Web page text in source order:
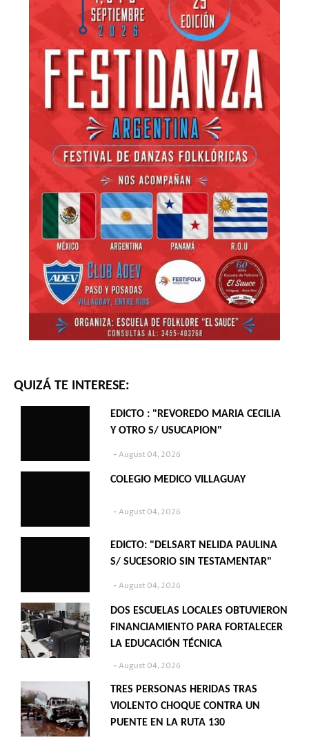
QUIZÁ TE INTERESE:
EDICTO : "REVOREDO MARIA CECILIA
Y OTRO S/ USUCAPION"
August 04, 2026
COLEGIO MEDICO VILLAGUAY
August 04, 2026
EDICTO: "DELSART NELIDA PAULINA
S/ SUCESORIO SIN TESTAMENTAR"
August 04, 2026
DOS ESCUELAS LOCALES OBTUVIERON
FINANCIAMIENTO PARA FORTALECER
LA EDUCACIÓN TÉCNICA
August 04, 2026
TRES PERSONAS HERIDAS TRAS
VIOLENTO CHOQUE CONTRA UN
PUENTE EN LA RUTA 130